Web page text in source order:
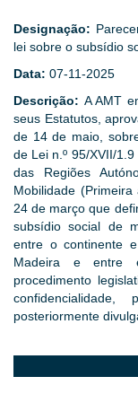
Designação:
lei sobre o subsídio
Data: 07-11-2025
Descrição: A AMT
seus Estatutos,
de 14 de maio,
de Lei n.º 95/XVII/
das Regiões
Mobilidade
24 de março que
subsídio social de
entre o continente
Madeira e entre
procedimento
posteriormente